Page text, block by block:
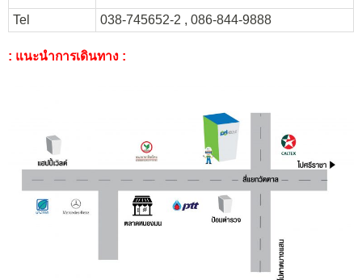
Tel 038-745652-2 , 086-844-9888
: แนะนำการเดินทาง :